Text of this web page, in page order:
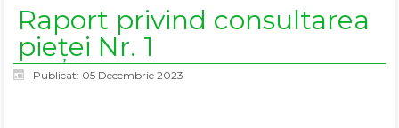
Raport privind consultarea
pieței Nr. 1
Publicat: 05 Decembrie 2023